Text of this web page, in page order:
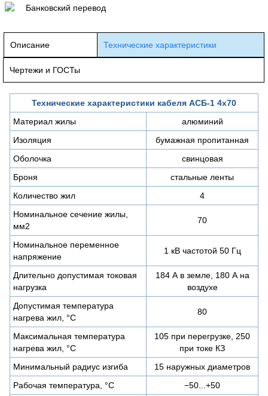
Банковский перевод
Описание Технические характеристики
Чертежи и ГОСТы
Технические характеристики кабеля АСБ-1 4х70
Материал жилы
алюминий
Изоляция
бумажная пропитанная
Оболочка
свинцовая
Броня
стальные ленты
Количество жил
4
Номинальное сечение жилы,
мм2
70
Номинальное переменное
напряжение
1 кВ частотой 50 Гц
Длительно допустимая токовая
нагрузка
184 А в земле, 180 А на
воздухе
Допустимая температура
нагрева жил, °C
80
Максимальная температура
нагрева жил, °C
105 при перегрузке, 250
при токе КЗ
Минимальный радиус изгиба
15 наружных диаметров
Рабочая температура, °C
−50...+50